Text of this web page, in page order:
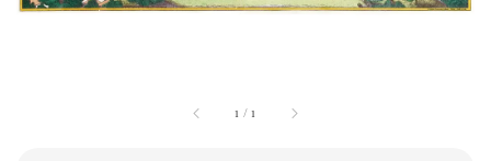
1 /1